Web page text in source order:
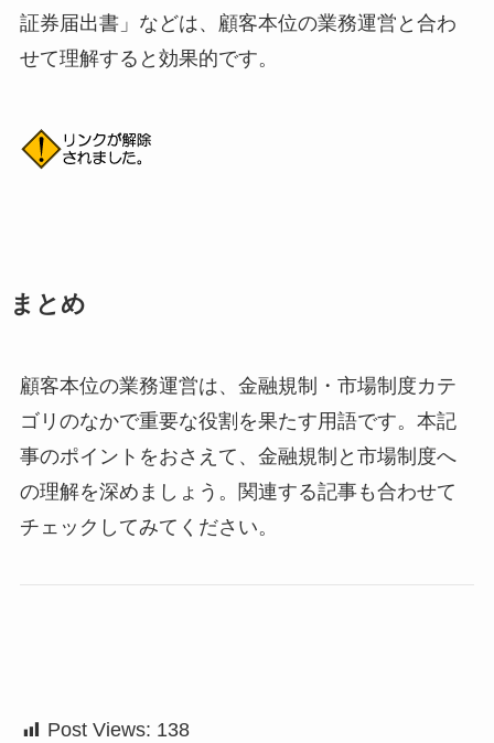
証券届出書」などは、顧客本位の業務運営と合わ
せて理解すると効果的です。
まとめ
顧客本位の業務運営は、金融規制・市場制度カテ
ゴリのなかで重要な役割を果たす用語です。本記
事のポイントをおさえて、金融規制と市場制度へ
の理解を深めましょう。関連する記事も合わせて
チェックしてみてください。
Post Views: 138